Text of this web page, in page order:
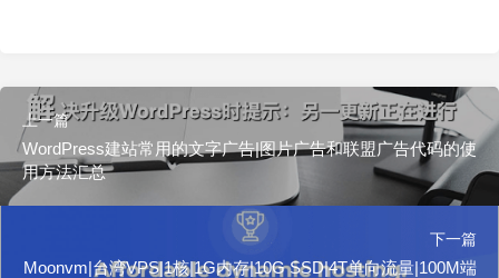
上一篇
WordPress建站常用的文字广告|图片广告和联盟广告代码的使
用方法汇总
下一篇
Moonvm|台湾VPS|1核|1G内存|10G SSD|4T单向流量|100M端